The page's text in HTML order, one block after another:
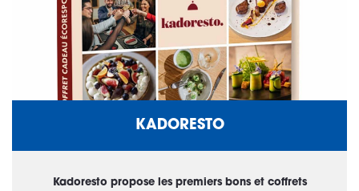
KADORESTO
Kadoresto propose les premiers bons et coffrets